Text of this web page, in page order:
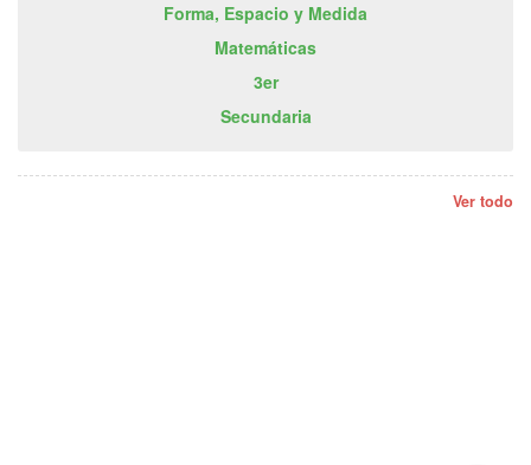
Forma, Espacio y Medida
Matemáticas
3er
Secundaria
Ver todo